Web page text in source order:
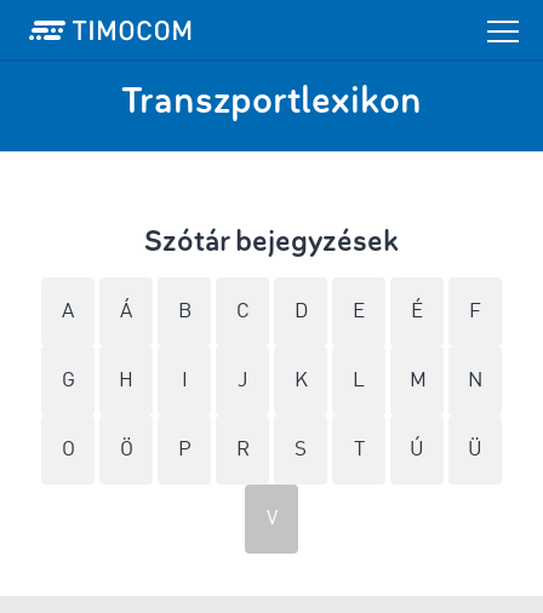
Transzportlexikon
Szótár bejegyzések
A Á B C D E É F
G H J K L M N
O Ö P R S Ú Ü
V